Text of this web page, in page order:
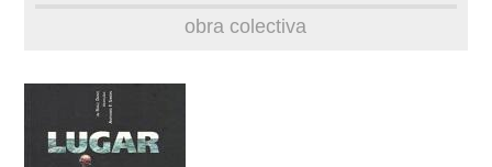
outros docs
obra colectiva